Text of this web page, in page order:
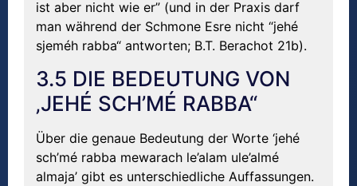
ist aber nicht wie er” (und in der Praxis darf
man während der Schmone Esre nicht “jehé
sjeméh rabba“ antworten; B.T. Berachot 21b).
3.5 DIE BEDEUTUNG VON
‚JEHÉ SCH’MÉ RABBA“
Über die genaue Bedeutung der Worte ‘jehé
sch’mé rabba mewarach le’alam ule’almé
almaja’ gibt es unterschiedliche Auffassungen.